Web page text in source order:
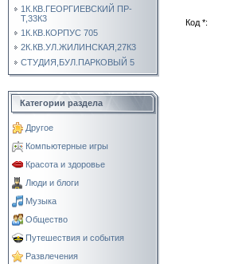
1К.КВ.ГЕОРГИЕВСКИЙ ПР-
Т,33К3
1К.КВ.КОРПУС 705
2К.КВ.УЛ.ЖИЛИНСКАЯ,27К3
СТУДИЯ,БУЛ.ПАРКОВЫЙ 5
Категории раздела
Другое
Компьютерные игры
Красота и здоровье
Люди и блоги
Музыка
Общество
Путешествия и события
Развлечения
Код *: